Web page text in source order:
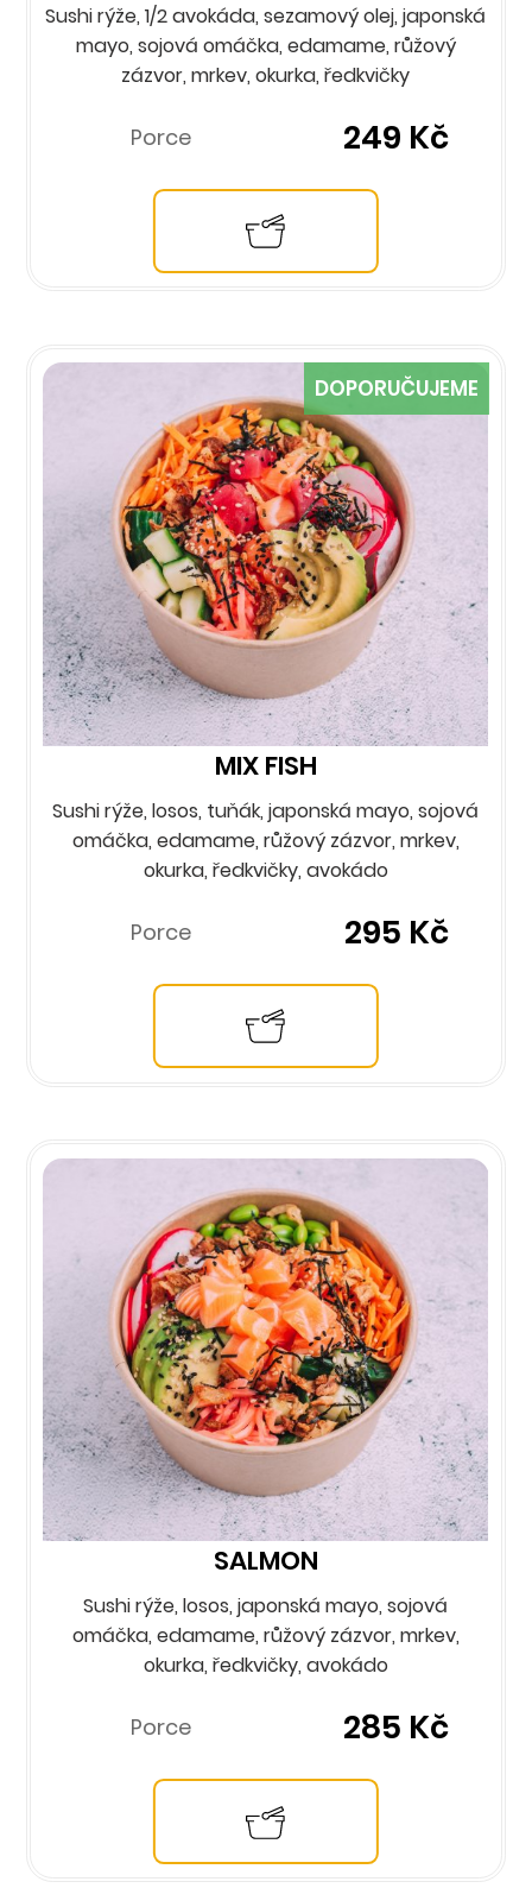
Sushi rýže, 1/2 avokáda, sezamový olej, japonská
mayo, sojová omáčka, edamame, růžový
zázvor, mrkev, okurka, ředkvičky
Porce 249 Kč
DOPORUČUJEME
MIX FISH
Sushi rýže, losos, tuňák, japonská mayo, sojová
omáčka, edamame, růžový zázvor, mrkev,
okurka, ředkvičky, avokádo
Porce 295 Kč
SALMON
Sushi rýže, losos, japonská mayo, sojová
omáčka, edamame, růžový zázvor, mrkev,
okurka, ředkvičky, avokádo
Porce 285 Kč